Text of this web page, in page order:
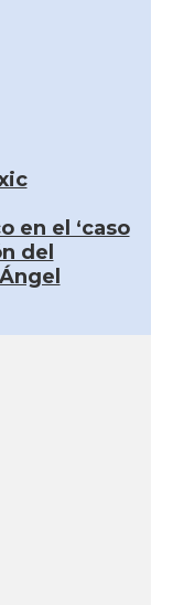
en el ‘caso
del